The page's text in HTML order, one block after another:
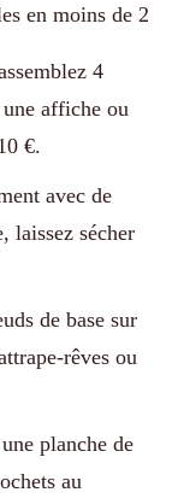
en moins de 2
4
affiche ou
€.
avec de
laissez sécher
de base sur
rêves ou
planche de
au